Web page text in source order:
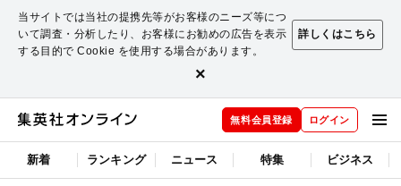
当サイトでは当社の提携先等がお客様のニーズ等につ
いて調査・分析したり、お客様にお勧めの広告を表示
する目的で Cookie を使用する場合があります。
詳しくはこちら
×
無料会員登録 ログイン
新着 ランキング ニュース 特集 ビジネス